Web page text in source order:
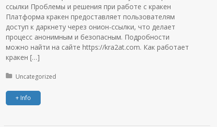
ссылки Проблемы и решения при работе с кракен
Платформа кракен предоставляет пользователям
доступ к даркнету через онион-ссылки, что делает
процесс анонимным и безопасным. Подробности
можно найти на сайте https://kra2at.com. Как работает
кракен […]
Posted in:
Uncategorized
+ Info